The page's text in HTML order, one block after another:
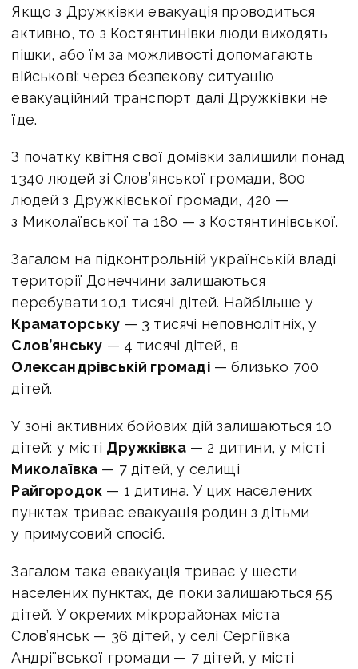
Якщо з Дружківки евакуація проводиться
активно, то з Костянтинівки люди виходять
пішки, або їм за можливості допомагають
військові: через безпекову ситуацію
евакуаційний транспорт далі Дружківки не
їде.
З початку квітня свої домівки залишили понад
1340 людей зі Слов’янської громади, 800
людей з Дружківської громади, 420 —
з Миколаївської та 180 — з Костянтинівської.
Загалом на підконтрольній українській владі
території Донеччини залишаються
перебувати 10,1 тисячі дітей. Найбільше у
Краматорську — 3 тисячі неповнолітніх, у
Слов’янську — 4 тисячі дітей, в
Олександрівській громаді — близько 700
дітей.
У зоні активних бойових дій залишаються 10
дітей: у місті Дружківка— 2 дитини, у місті
Миколаївка — 7 дітей, у селищі
Райгородок — 1 дитина. У цих населених
пунктах триває евакуація родин з дітьми
у примусовий спосіб.
Загалом така евакуація триває у шести
населених пунктах, де поки залишаються 55
дітей. У окремих мікрорайонах міста
Слов’янськ — 36 дітей, у селі Сергіївка
Андріївської громади — 7 дітей, у місті